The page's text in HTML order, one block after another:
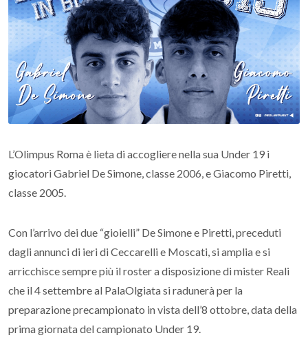
L’Olimpus Roma è lieta di accogliere nella sua Under 19 i
giocatori Gabriel De Simone, classe 2006, e Giacomo Piretti,
classe 2005.
Con l’arrivo dei due “gioielli” De Simone e Piretti, preceduti
dagli annunci di ieri di Ceccarelli e Moscati, si amplia e si
arricchisce sempre più il roster a disposizione di mister Reali
che il 4 settembre al PalaOlgiata si radunerà per la
preparazione precampionato in vista dell’8 ottobre, data della
prima giornata del campionato Under 19.